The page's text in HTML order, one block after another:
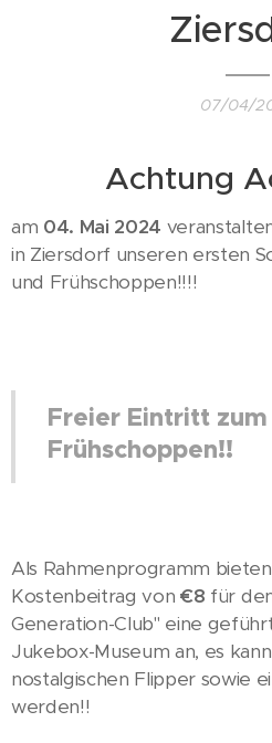
07/04/
Achtung
am 04. Mai 2024
in Ziersdorf unseren ersten
und Frühschoppen!!!!
Freier Eintritt
Frühschoppen!!
Als Rahmenprogramm
Kostenbeitrag von€8 für
Generation-Club" eine
Jukebox-Museum an, es
nostalgischen Flipper sowie
werden!!